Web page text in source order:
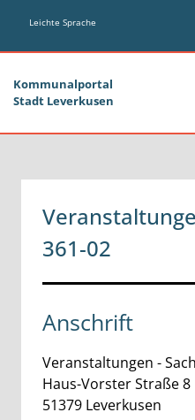
Zum Hauptinhalt springen
Leichte Sprache
Kommunalportal
Stadt Leverkusen
361-02
Anschrift
Veranstaltungen -
Haus-Vorster Straße8
51379 Leverkusen